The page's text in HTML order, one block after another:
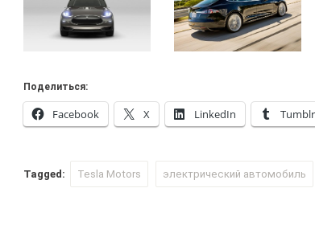
Поделиться:
Facebook X LinkedIn Tumblr
Tagged: Tesla Motors электрический автомобиль